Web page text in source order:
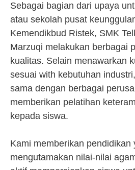
Sebagai bagian dari upaya
atau sekolah pusat
Kemendikbud Ristek, SMK
Marzuqi melakukan berbagai
kualitas. Selain menawarkan
sesuai with kebutuhan
sama dengan berbagai
memberikan pelatihan
kepada siswa.
Kami memberikan pendidikan
mengutamakan nilai-nilai